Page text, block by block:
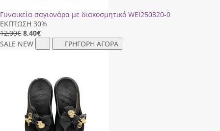
Γυναικεία σαγιονάρα με διακοσμητικό WΕΙ250320-0
ΕΚΠΤΩΣΗ 30%
12,00€ 8,40€
SALE NEW ΓΡΗΓΟΡΗ ΑΓΟΡΑ